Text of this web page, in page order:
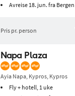
Avreise 18. jun. fra Bergen
Pris pr. person
Napa Plaza
Ayia Napa, Kypros, Kypros
Fly + hotell, 1 uke